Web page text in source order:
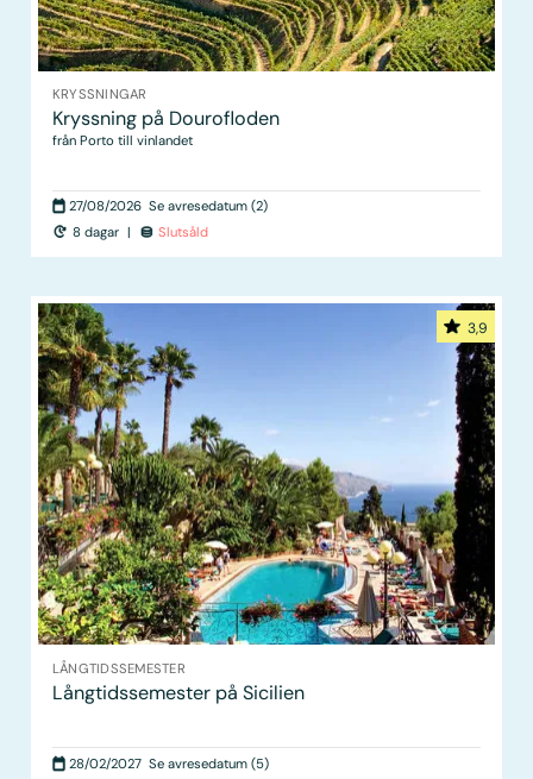
KRYSSNINGAR
Kryssning på Dourofloden
från Porto till vinlandet
27/08/2026 Se avresedatum (2)
8 dagar | Slutsåld
3,9
LÅNGTIDS­SEMESTER
Långtidssemester på Sicilien
28/02/2027 Se avresedatum (5)